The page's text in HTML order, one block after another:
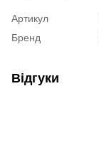
Артикул
Бренд
Відгуки